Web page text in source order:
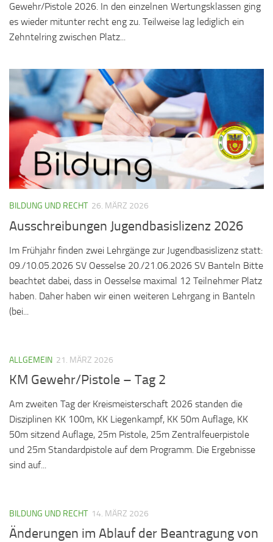
Gewehr/Pistole 2026. In den einzelnen Wertungsklassen ging
es wieder mitunter recht eng zu. Teilweise lag lediglich ein
Zehntelring zwischen Platz...
BILDUNG UND RECHT 26. MÄRZ 2026
Ausschreibungen Jugendbasislizenz 2026
Im Frühjahr finden zwei Lehrgänge zur Jugendbasislizenz statt:
09./10.05.2026 SV Oesselse 20./21.06.2026 SV Banteln Bitte
beachtet dabei, dass in Oesselse maximal 12 Teilnehmer Platz
haben. Daher haben wir einen weiteren Lehrgang in Banteln
(bei...
ALLGEMEIN 21. MÄRZ 2026
KM Gewehr/Pistole – Tag 2
Am zweiten Tag der Kreismeisterschaft 2026 standen die
Disziplinen KK 100m, KK Liegenkampf, KK 50m Auflage, KK
50m sitzend Auflage, 25m Pistole, 25m Zentralfeuerpistole
und 25m Standardpistole auf dem Programm. Die Ergebnisse
sind auf...
BILDUNG UND RECHT 14. MÄRZ 2026
Änderungen im Ablauf der Beantragung von